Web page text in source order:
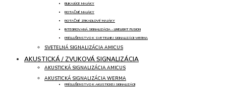
BLIKAJÚCE MAJÁKY
ROTAČNÉ MAJÁKY
ROTAČNÉ ZRKADLOVÉ MAJÁKY
INTEGROVANÁ SIGNALIZÁCIA - LINELIGHT FUSION
PRÍSLUŠENSTVO K SVETELNEJ SIGNALIZÁCII WERMA
SVETELNÁ SIGNALIZÁCIA AMICUS
AKUSTICKÁ / ZVUKOVÁ SIGNALIZÁCIA
AKUSTICKÁ SIGNALIZÁCIA AMICUS
AKUSTICKÁ SIGNALIZÁCIA WERMA
PRÍSLUŠENSTVO K AKUSTICKEJ SIGNALIZÁCII